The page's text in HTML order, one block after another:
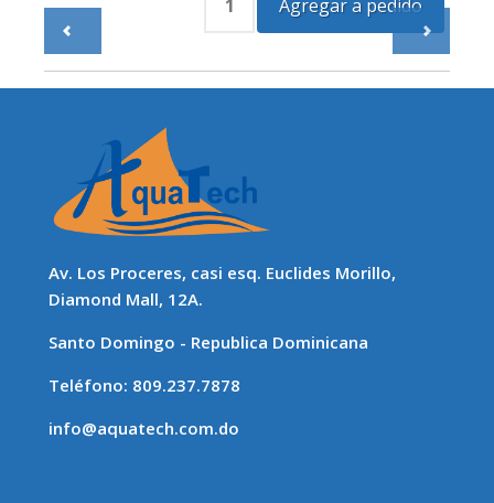
Av. Los Proceres, casi esq. Euclides Morillo,
Diamond Mall, 12A.
Santo Domingo - Republica Dominicana
Teléfono: 809.237.7878
info@aquatech.com.do